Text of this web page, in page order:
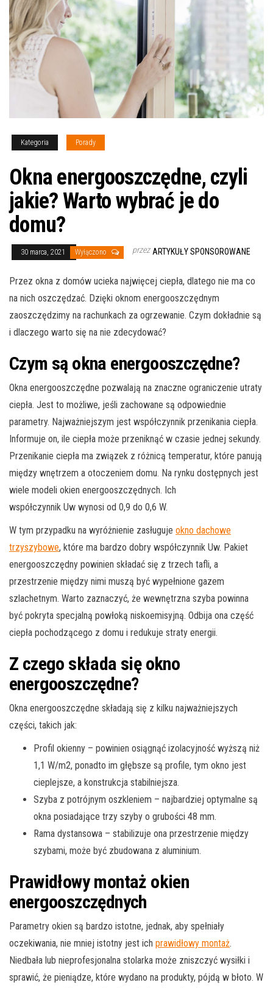
Kategoria Porady
Okna energooszczędne, czyli
jakie? Warto wybrać je do
domu?
30 marca, 2021 Wyłączono przez ARTYKUŁY SPONSOROWANE
Przez okna z domów ucieka najwięcej ciepła, dlatego nie ma co
na nich oszczędzać. Dzięki oknom energooszczędnym
zaoszczędzimy na rachunkach za ogrzewanie. Czym dokładnie są
i dlaczego warto się na nie zdecydować?
Czym są okna energooszczędne?
Okna energooszczędne pozwalają na znaczne ograniczenie utraty
ciepła. Jest to możliwe, jeśli zachowane są odpowiednie
parametry. Najważniejszym jest współczynnik przenikania ciepła.
Informuje on, ile ciepła może przeniknąć w czasie jednej sekundy.
Przenikanie ciepła ma związek z różnicą temperatur, które panują
między wnętrzem a otoczeniem domu. Na rynku dostępnych jest
wiele modeli okien energooszczędnych. Ich
współczynnik Uw wynosi od 0,9 do 0,6 W.
W tym przypadku na wyróżnienie zasługuje okno dachowe
trzyszybowe, które ma bardzo dobry współczynnik Uw. Pakiet
energooszczędny powinien składać się z trzech tafli, a
przestrzenie między nimi muszą być wypełnione gazem
szlachetnym. Warto zaznaczyć, że wewnętrzna szyba powinna
być pokryta specjalną powłoką niskoemisyjną. Odbija ona część
ciepła pochodzącego z domu i redukuje straty energii.
Z czego składa się okno
energooszczędne?
Okna energooszczędne składają się z kilku najważniejszych
części, takich jak:
Profil okienny – powinien osiągnąć izolacyjność wyższą niż
1,1 W/m2, ponadto im głębsze są profile, tym okno jest
cieplejsze, a konstrukcja stabilniejsza.
Szyba z potrójnym oszkleniem – najbardziej optymalne są
okna posiadające trzy szyby o grubości 48 mm.
Rama dystansowa – stabilizuje ona przestrzenie między
szybami, może być zbudowana z aluminium.
Prawidłowy montaż okien
energooszczędnych
Parametry okien są bardzo istotne, jednak, aby spełniały
oczekiwania, nie mniej istotny jest ich prawidłowy montaż.
Niedbała lub nieprofesjonalna stolarka może zniszczyć wysiłki i
sprawić, że pieniądze, które wydano na produkty, pójdą w błoto. W